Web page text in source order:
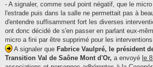
- A signaler, comme seul point négatif, que le
l'estrade puis dans la salle ne permettait pas à
d'entendre suffisamment fort les diverses
ont donc décidé de s'en passer en parlant eux-
micro a fini par être supprimé pour les
A signaler que Fabrice Vaulpré, le président
Transition Val de Saône Mont d'Or, a envoyé le